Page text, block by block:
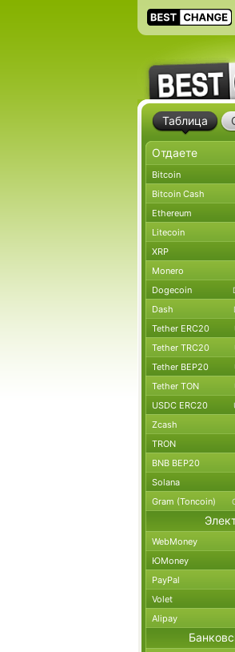
Таблица
Bitcoin
Bitcoin Cash
Ethereum
Litecoin
XRP
Monero
Dogecoin
Dash
Tether ERC20
Tether TRC20
Tether BEP20
Tether TON
USDC ERC20
Zcash
TRON
BNB BEP20
Solana
Gram (Toncoin)
WebMoney
ЮMoney
PayPal
Volet
Alipay